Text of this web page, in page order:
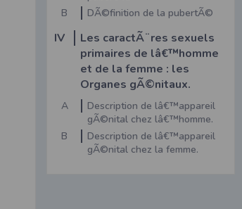
B
DÃ©finition de la pubertÃ©
IV
Les caractÃ¨res sexuels
primaires de lâ€™homme
et de la femme : les
Organes gÃ©nitaux.
A
Description de lâ€™appareil
gÃ©nital chez lâ€™homme.
B
Description de lâ€™appareil
gÃ©nital chez la femme.